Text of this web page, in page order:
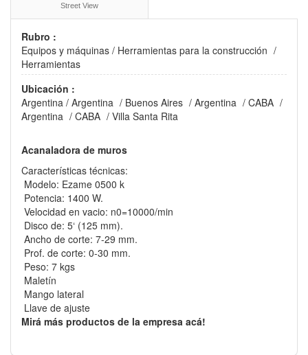
Street View
Rubro :
Equipos y máquinas / Herramientas para la construcción /
Herramientas
Ubicación :
Argentina / Argentina / Buenos Aires / Argentina / CABA /
Argentina / CABA / Villa Santa Rita
Acanaladora de muros
Características técnicas:
Modelo: Ezame 0500 k
Potencia: 1400 W.
Velocidad en vacio: n0=10000/min
Disco de: 5‘ (125 mm).
Ancho de corte: 7-29 mm.
Prof. de corte: 0-30 mm.
Peso: 7 kgs
Maletín
Mango lateral
Llave de ajuste
Mirá más productos de la empresa acá!